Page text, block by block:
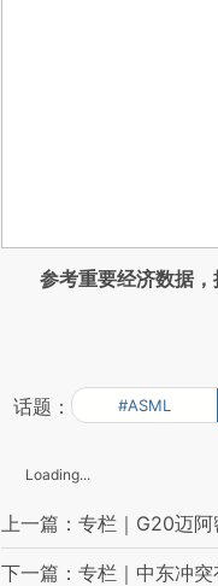
参考重要经济数据，
话题： #ASML
Loading...
上一篇：专栏｜G20迈阿
下一篇：专栏｜中东冲